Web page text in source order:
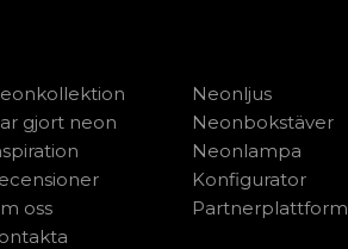
gjort neon
oss
Neonljus
Neonbokstäver
Neonlampa
Konfigurator
Partnerplattform